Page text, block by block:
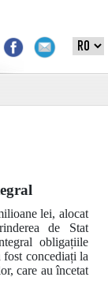
lei, alocat
de Stat
obligațiile
fost concediați la
care au încetat